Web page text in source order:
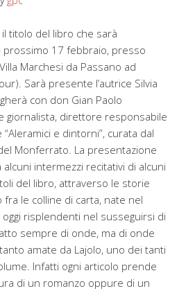
il titolo del libro che sarà
17 febbraio, presso
Marchesi da Passano ad
Sarà presente l’autrice Silvia
con don Gian Paolo
giornalista, direttore responsabile
e dintorni”, curata dal
Monferrato. La presentazione
intermezzi recitativi di alcuni
del libro, attraverso le storie
le colline di carta, nate nel
risplendenti nel susseguirsi di
sempre di onde, ma di onde
amate da Lajolo, uno dei tanti
Infatti ogni articolo prende
di un romanzo oppure di un